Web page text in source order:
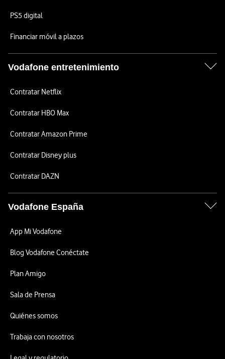
PS5 digital
Financiar móvil a plazos
Vodafone entretenimiento
Contratar Netflix
Contratar HBO Max
Contratar Amazon Prime
Contratar Disney plus
Contratar DAZN
Vodafone España
App Mi Vodafone
Blog Vodafone Conéctate
Plan Amigo
Sala de Prensa
Quiénes somos
Trabaja con nosotros